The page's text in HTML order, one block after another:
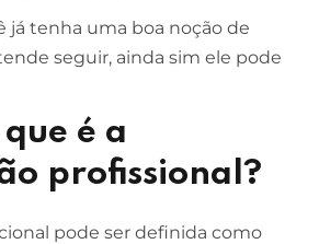
já tenha uma boa noção de
seguir, ainda sim ele pode
é a
profissional?
pode ser definida como